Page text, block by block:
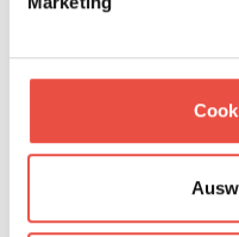
Nacht